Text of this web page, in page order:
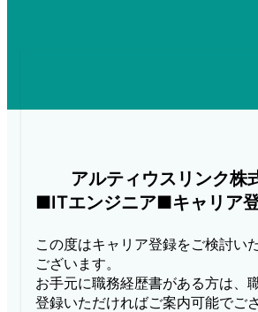
アルティウスリンク株
■ITエンジニア■キャリア
この度はキャリア登録をご検討い
ございます。
お手元に職務経歴書がある方は、
登録いただければご案内可能でご